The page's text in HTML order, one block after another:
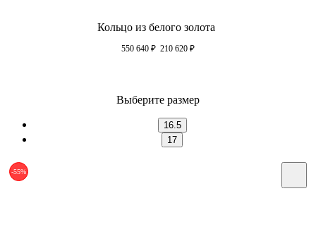
Кольцо из белого золота
550 640 ₽ 210 620 ₽
Выберите размер
16.5
17
-55%